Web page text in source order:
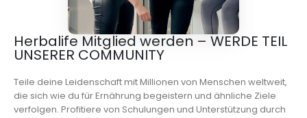
Herbalife Mitglied werden – WERDE TEIL
UNSERER COMMUNITY
Teile deine Leidenschaft mit Millionen von Menschen weltweit,
die sich wie du für Ernährung begeistern und ähnliche Ziele
verfolgen. Profitiere von Schulungen und Unterstützung durch